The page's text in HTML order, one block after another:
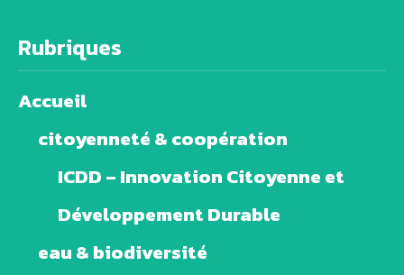
Rubriques
Accueil
citoyenneté & coopération
ICDD – Innovation Citoyenne et
Développement Durable
eau & biodiversité